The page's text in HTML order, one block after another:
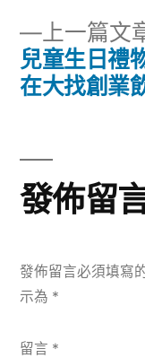
導
覽
上一篇文
兒童生日禮
在大找創業
發佈留
發佈留言必須填寫
示為 *
留言 *